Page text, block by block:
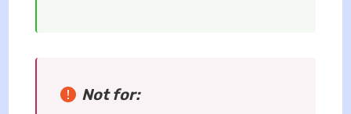
Not for: